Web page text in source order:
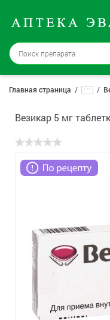
Бийск→ 15 аптек
Войти |
Доставка и оплата
Способ
Косметика
Гигиена
Изделия
Главная страница ...
Везикар 5 мг